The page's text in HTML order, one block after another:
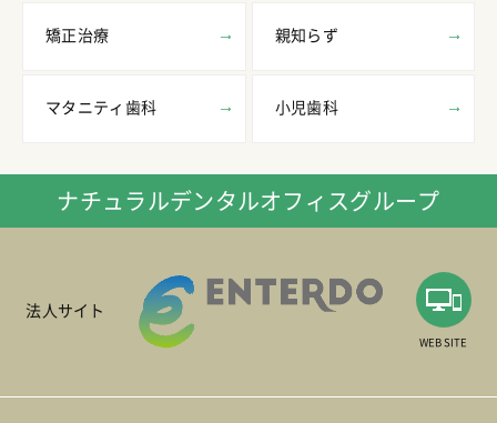
矯正治療 親知らず
マタニティ歯科 小児歯科
ナチュラルデンタルオフィスグループ
法人サイト
WEB SITE